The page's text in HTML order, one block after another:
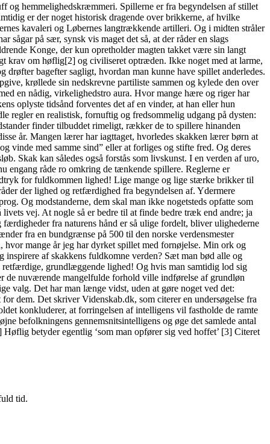
hemmelighedskræmmeri. Spillerne er fra begyndelsen af stillet
er der noget historisk dragende over brikkerne, af hvilke
kavaleri og Løbernes langtrækkende artilleri. Og i midten stråler
på sær, synsk vis maget det så, at der råder en slags
Konge, der kun opretholder magten takket være sin langt
krav om høflig[2] og civiliseret optræden. Ikke noget med at larme,
bagefter sagligt, hvordan man kunne have spillet anderledes.
krøllede sin nedskrevne partiliste sammen og kylede den over
en nådig, virkelighedstro aura. Hvor mange hære og riger har
oplyste tidsånd forventes det af en vinder, at han eller hun
regler en realistisk, fornuftig og fredsommelig udgang på dysten:
finder tilbuddet rimeligt, rækker de to spillere hinanden
år. Mangen lærer har iagttaget, hvorledes skakken lærer børn at
vinde med samme sind” eller at forliges og stifte fred. Og deres
Skak kan således også forstås som livskunst. I en verden af uro,
engang råde ro omkring de tænkende spillere. Reglerne er
for fuldkommen lighed! Lige mange og lige stærke brikker til
der lighed og retfærdighed fra begyndelsen af. Ydermere
Og modstanderne, dem skal man ikke nogetsteds opfatte som
vej. At nogle så er bedre til at finde bedre træk end andre; ja
fra naturens hånd er så ulige fordelt, bliver ulighederne
fra en bundgrænse på 500 til den norske verdensmester
mange år jeg har dyrket spillet med fornøjelse. Min ork og
af skakkens fuldkomne verden? Sæt man bød alle og
grundlæggende lighed! Og hvis man samtidig lod sig
de nuværende mangelfulde forhold ville indførelse af grundløn
valg. Det har man længe vidst, uden at gøre noget ved det:
dem. Det skriver Videnskab.dk, som citerer en undersøgelse fra
konkluderer, at forringelsen af intelligens vil fastholde de ramte
befolkningens gennemsnitsintelligens og øge det samlede antal
betyder egentlig ‘som man opfører sig ved hoffet’ [3] Citeret
tid.